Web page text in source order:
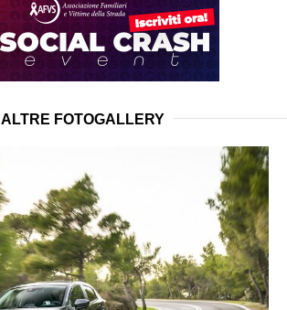
ALTRE FOTOGALLERY